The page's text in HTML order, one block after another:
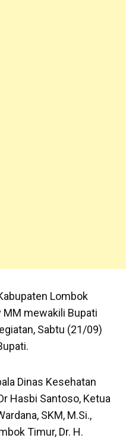
Lombok
MM mewakili Bupati
Sabtu (21/09)
Dinas Kesehatan
Hasbi Santoso, Ketua
SKM, M.Si.,
Timur, Dr. H.